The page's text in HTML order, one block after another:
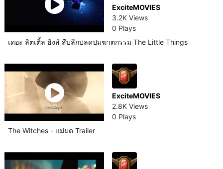
ExciteMOVIES
3.2K Views
0 Plays
เดอะ ลิตเติ้ล ธิงส์ สืบลึกปลดปมฆาตกรรม The Little Things
ExciteMOVIES
2.8K Views
0 Plays
The Witches - แม่มด Trailer